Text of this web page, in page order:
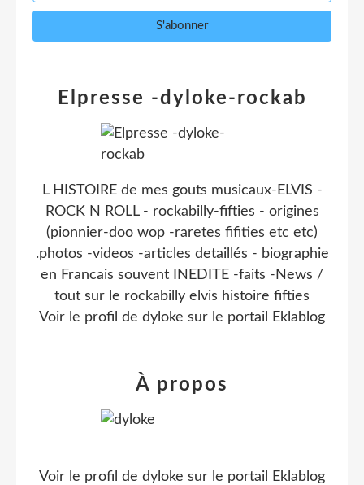
Elpresse -dyloke-rockab
L HISTOIRE de mes gouts musicaux-ELVIS -
ROCK N ROLL - rockabilly-fifties - origines
(pionnier-doo wop -raretes fifities etc etc)
.photos -videos -articles detaillés - biographie
en Francais souvent INEDITE -faits -News /
tout sur le rockabilly elvis histoire fifties
Voir le profil de dyloke sur le portail Eklablog
À propos
Voir le profil de dyloke sur le portail Eklablog